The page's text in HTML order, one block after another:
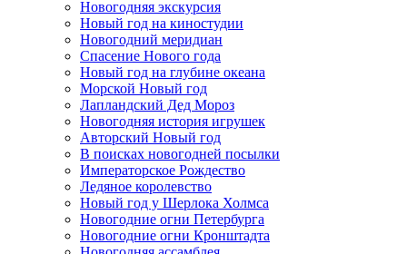
Новогодняя экскурсия
Новый год на киностудии
Новогодний меридиан
Спасение Нового года
Новый год на глубине океана
Морской Новый год
Лапландский Дед Мороз
Новогодняя история игрушек
Авторский Новый год
В поисках новогодней посылки
Императорское Рождество
Ледяное королевство
Новый год у Шерлока Холмса
Новогодние огни Петербурга
Новогодние огни Кронштадта